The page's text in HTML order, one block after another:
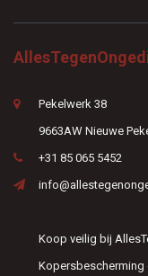
Pekelwerk 38
9663AW Nieuwe
+31 85 065 5452
Koop veilig bij